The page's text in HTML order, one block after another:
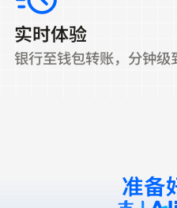
实时体验
银行至钱包转账，分钟级
准备